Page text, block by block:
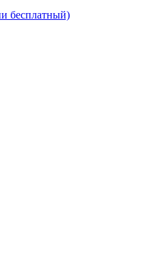
бесплатный)